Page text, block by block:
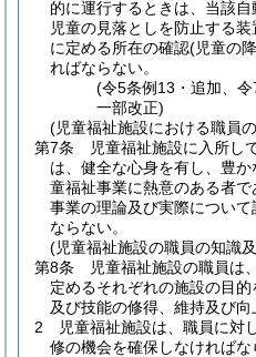
的に運行するときは、当該
児童の見落としを防止する
に定める所在の確認(児童の
ればならない。
(令5条例13・追加、
一部改正)
(児童福祉施設における職員
第7条
児童福祉施設に入所し
は、健全な心身を有し、豊
童福祉事業に熱意のある者
事業の理論及び実際につい
ならない。
(児童福祉施設の職員の知識
第8条
児童福祉施設の職員は
定めるそれぞれの施設の目
及び技能の修得、維持及び向
2
児童福祉施設は、職員に対
修の機会を確保しなければな